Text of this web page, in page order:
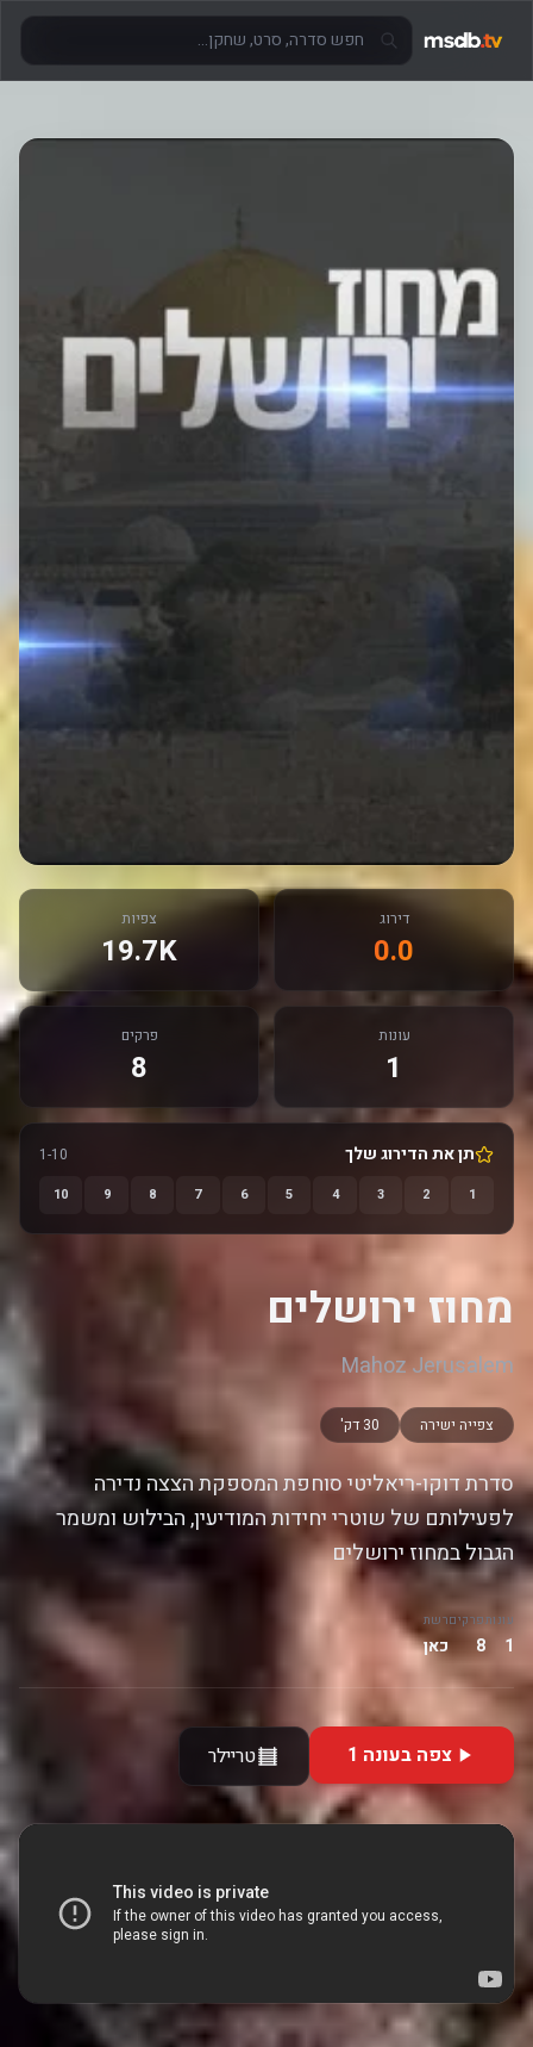
דירוג
0.0
צפיות
19.7K
עונות
1
פרקים
8
תן את הדירוג שלך 1-10
1
2
3
4
5
6
7
8
9
10
מחוז ירושלים
Mahoz Jerusalem
צפייה ישירה 30 דק'
סדרת דוקו-ריאליטי סוחפת המספקת הצצה נדירה
לפעילותם של שוטרי יחידות המודיעין, הבילוש ומשמר
הגבול במחוז ירושלים
עונות
1
פרקים
8
רשת
כאן
צפה בעונה 1 טריילר